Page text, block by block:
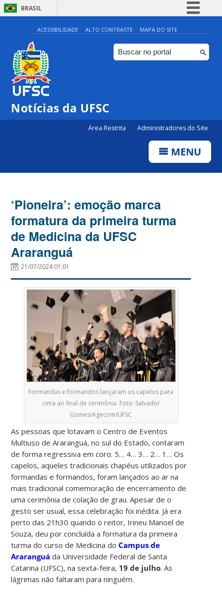
BRASIL
Simplifique!
Comunica BR
Participe
ACESSIBILIDADE ALTO CONTRASTE MAPA DO SITE
Notícias da UFSC
Área Restrita Administradores do Site
MENU
‘Pioneira’: emoção marca
formatura da primeira turma
de Medicina da UFSC
Araranguá
21/07/2024 01:01
Formandas e formandos lançaram os capelos para
cima ao final de cerimônia. Foto: Salvador
Gomes/Agecom/UFSC
As pessoas que lotavam o Centro de Eventos
Multiuso de Araranguá, no sul do Estado, contaram
de forma regressiva em coro: 5… 4… 3… 2… 1… Os
capelos, aqueles tradicionais chapéus utilizados por
formandas e formandos, foram lançados ao ar na
mais tradicional comemoração de encerramento de
uma cerimônia de colação de grau. Apesar de o
gesto ser usual, essa celebração foi inédita. Já era
perto das 21h30 quando o reitor, Irineu Manoel de
Souza, deu por concluída a formatura da primeira
turma do curso de Medicina doCampus de
Araranguá da Universidade Federal de Santa
Catarina (UFSC), na sexta-feira, 19 de julho. As
lágrimas não faltaram para ninguém.